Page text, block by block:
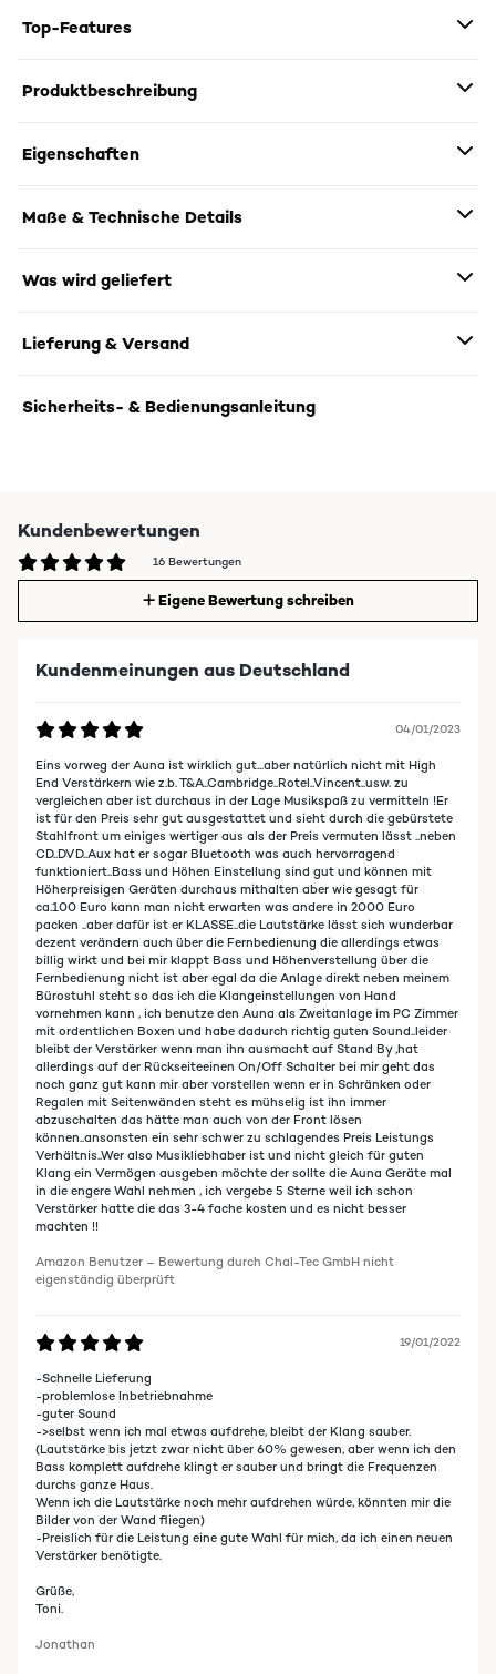
Top-Features
Produktbeschreibung
Eigenschaften
Maße & Technische Details
Was wird geliefert
Lieferung & Versand
Sicherheits- & Bedienungsanleitung
Kundenbewertungen
16 Bewertungen
Eigene Bewertung schreiben
Kundenmeinungen aus Deutschland
04/01/2023
Eins vorweg der Auna ist wirklich gut...aber natürlich nicht mit High
End Verstärkern wie z.b. T&A..Cambridge..Rotel..Vincent..usw. zu
vergleichen aber ist durchaus in der Lage Musikspaß zu vermitteln !Er
ist für den Preis sehr gut ausgestattet und sieht durch die gebürstete
Stahlfront um einiges wertiger aus als der Preis vermuten lässt ..neben
CD..DVD..Aux hat er sogar Bluetooth was auch hervorragend
funktioniert..Bass und Höhen Einstellung sind gut und können mit
Höherpreisigen Geräten durchaus mithalten aber wie gesagt für
ca.100 Euro kann man nicht erwarten was andere in 2000 Euro
packen ..aber dafür ist er KLASSE..die Lautstärke lässt sich wunderbar
dezent verändern auch über die Fernbedienung die allerdings etwas
billig wirkt und bei mir klappt Bass und Höhenverstellung über die
Fernbedienung nicht ist aber egal da die Anlage direkt neben meinem
Bürostuhl steht so das ich die Klangeinstellungen von Hand
vornehmen kann , ich benutze den Auna als Zweitanlage im PC Zimmer
mit ordentlichen Boxen und habe dadurch richtig guten Sound..leider
bleibt der Verstärker wenn man ihn ausmacht auf Stand By ,hat
allerdings auf der Rückseiteeinen On/Off Schalter bei mir geht das
noch ganz gut kann mir aber vorstellen wenn er in Schränken oder
Regalen mit Seitenwänden steht es mühselig ist ihn immer
abzuschalten das hätte man auch von der Front lösen
können..ansonsten ein sehr schwer zu schlagendes Preis Leistungs
Verhältnis..Wer also Musikliebhaber ist und nicht gleich für guten
Klang ein Vermögen ausgeben möchte der sollte die Auna Geräte mal
in die engere Wahl nehmen , ich vergebe 5 Sterne weil ich schon
Verstärker hatte die das 3-4 fache kosten und es nicht besser
machten !!
Amazon Benutzer – Bewertung durch Chal-Tec GmbH nicht
eigenständig überprüft
19/01/2022
-Schnelle Lieferung
-problemlose Inbetriebnahme
-guter Sound
->selbst wenn ich mal etwas aufdrehe, bleibt der Klang sauber.
(Lautstärke bis jetzt zwar nicht über 60% gewesen, aber wenn ich den
Bass komplett aufdrehe klingt er sauber und bringt die Frequenzen
durchs ganze Haus.
Wenn ich die Lautstärke noch mehr aufdrehen würde, könnten mir die
Bilder von der Wand fliegen)
-Preislich für die Leistung eine gute Wahl für mich, da ich einen neuen
Verstärker benötigte.
Grüße,
Toni.
Jonathan